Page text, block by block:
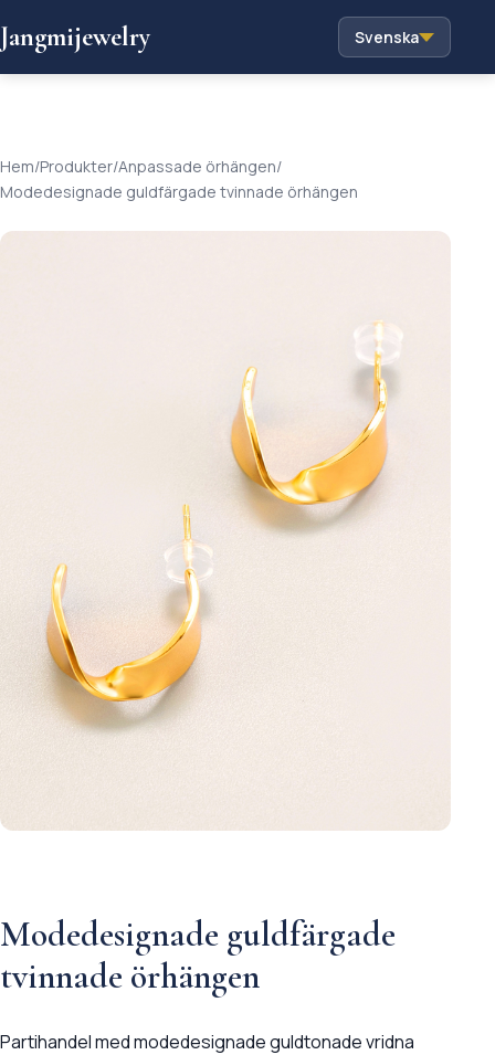
Jangmijewelry Svenska
Hem/Produkter/Anpassade örhängen/
Modedesignade guldfärgade tvinnade örhängen
Modedesignade guldfärgade
tvinnade örhängen
Partihandel med modedesignade guldtonade vridna